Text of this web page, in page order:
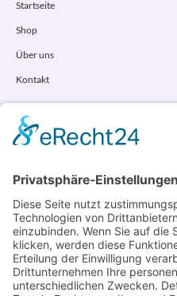
Startseite
Shop
Über uns
Kontakt
Randstr. 28
47804 Krefeld
+49 176 58266120
+49 176 58266120